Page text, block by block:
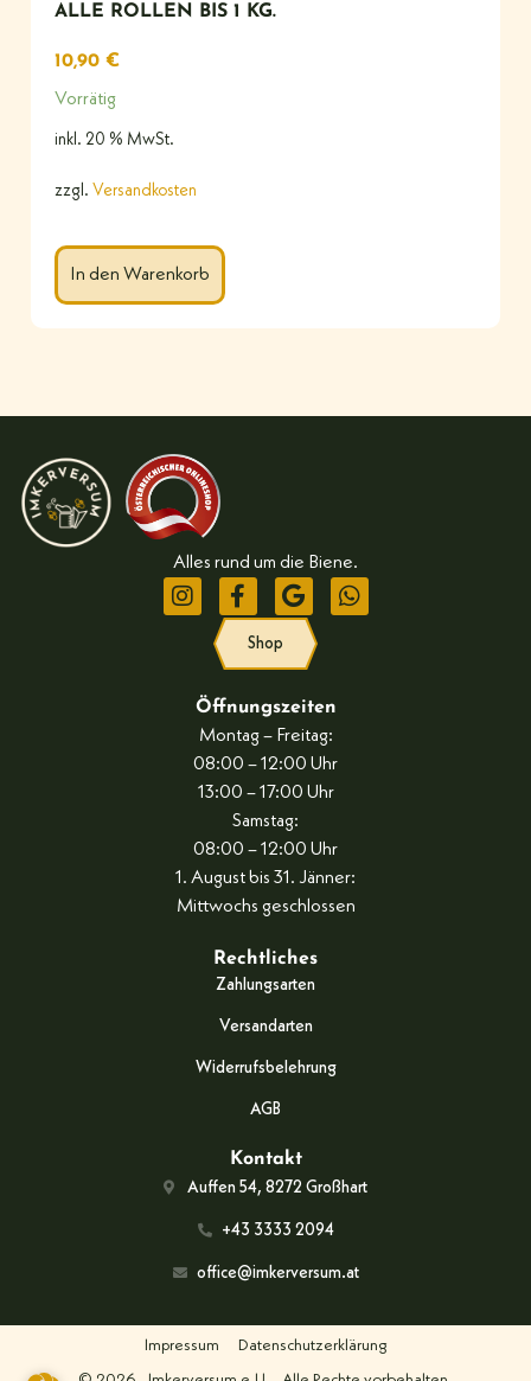
ALLE ROLLEN BIS 1 KG.
10,90 €
Vorrätig
inkl. 20 % MwSt.
zzgl. Versandkosten
In den Warenkorb
Alles rund um die Biene.
Shop
Öffnungszeiten
Montag – Freitag:
08:00 – 12:00 Uhr
13:00 – 17:00 Uhr
Samstag:
08:00 – 12:00 Uhr
1. August bis 31. Jänner:
Mittwochs geschlossen
Rechtliches
Zahlungsarten
Versandarten
Widerrufsbelehrung
AGB
Kontakt
Auffen 54, 8272 Großhart
+43 3333 2094
office@imkerversum.at
Impressum Datenschutzerklärung